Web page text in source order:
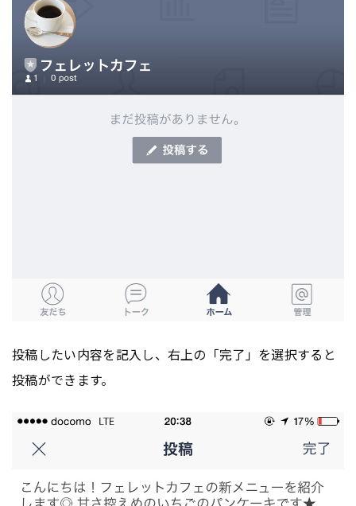
投稿したい内容を記入し、右上の「完了」を選択すると
投稿ができます。